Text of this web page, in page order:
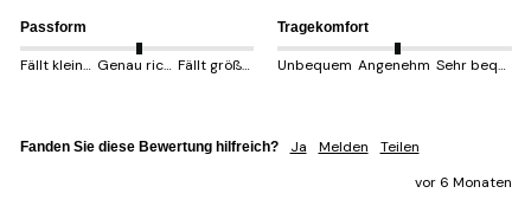
Passform
Fällt kleiner aus Genau richtig Fällt größer aus
Tragekomfort
Unbequem Angenehm Sehr bequem
Fanden Sie diese Bewertung hilfreich? Ja Melden
Teilen
vor 6 Monaten